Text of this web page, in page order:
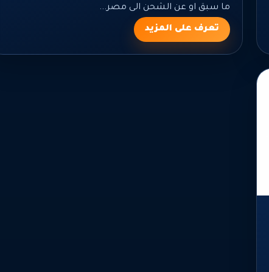
ما سبق او عن الشحن الى مصر...
تعرف على المزيد